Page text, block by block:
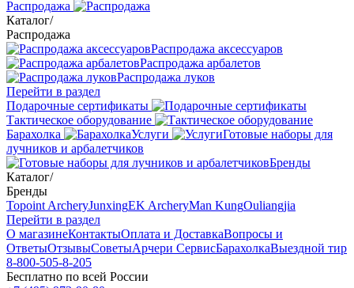
Распродажа
Каталог/
Распродажа
Распродажа аксессуаров
Распродажа арбалетов
Распродажа луков
Перейти в раздел
Подарочные сертификаты
Тактическое оборудование
Барахолка
Услуги
Готовые наборы для
лучников и арбалетчиков
Бренды
Каталог/
Бренды
Topoint ArcheryJunxingEK ArcheryMan KungOuliangjia
Перейти в раздел
О магазинеКонтактыОплата и ДоставкаВопросы и
ОтветыОтзывыСоветыАрчери СервисБарахолкаВыездной тир
8-800-505-8-205
Бесплатно по всей России